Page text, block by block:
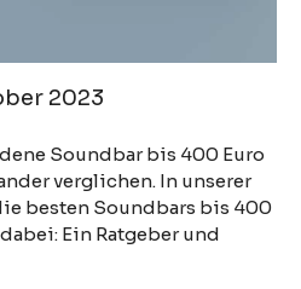
2023
Soundbar bis 400 Euro
verglichen. In unserer
besten Soundbars bis 400
Ein Ratgeber und